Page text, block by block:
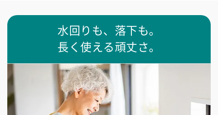
水回りも、落下も。
長く使える頑丈さ。